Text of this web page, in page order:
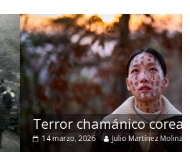
coreano
Julio Martínez Molina 0